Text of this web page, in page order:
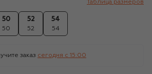
Таблица размеров
50
50
52
52
54
54
заказ сегодня c 15:00